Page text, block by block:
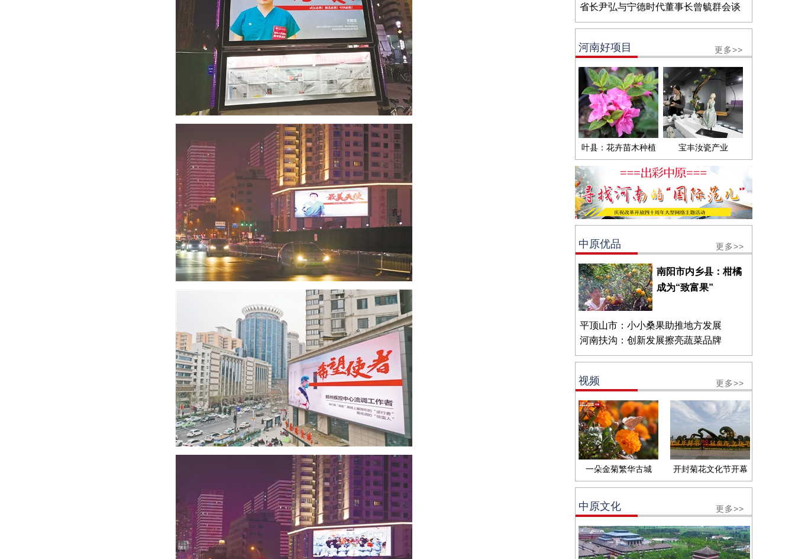
省长尹弘与宁德时代董事长曾毓群会谈
河南好项目 更多>>
叶县：花卉苗木种植 宝丰汝瓷产业
中原优品 更多>>
南阳市内乡县：柑橘
成为“致富果”
平顶山市：小小桑果助推地方发展
河南扶沟：创新发展擦亮蔬菜品牌
视频 更多>>
一朵金菊繁华古城 开封菊花文化节开幕
中原文化 更多>>